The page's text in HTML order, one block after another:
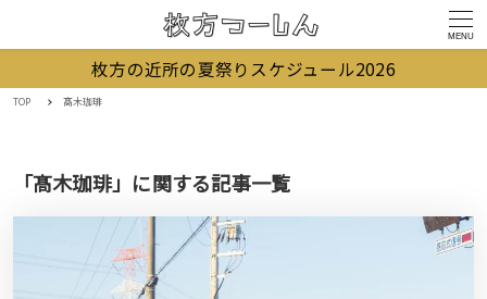
MENU
枚方の近所の夏祭りスケジュール2026
TOP 髙木珈琲
「髙木珈琲」に関する記事一覧